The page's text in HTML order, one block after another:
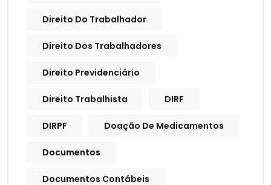
Direito Do Trabalhador
Direito Dos Trabalhadores
Direito Previdenciário
Direito Trabalhista DIRF
DIRPF Doação De Medicamentos
Documentos
Documentos Contábeis